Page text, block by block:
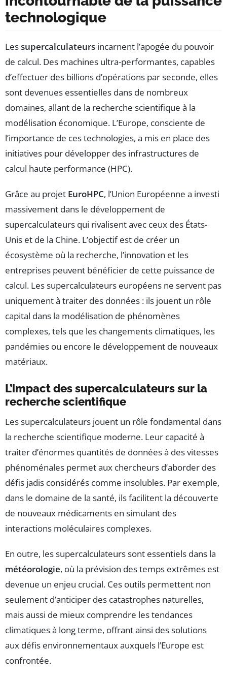
technologique
Lessupercalculateurs incarnent l’apogée du pouvoir
de calcul. Des machines ultra-performantes, capables
d’effectuer des billions d’opérations par seconde, elles
sont devenues essentielles dans de nombreux
domaines, allant de la recherche scientifique à la
modélisation économique. L’Europe, consciente de
l’importance de ces technologies, a mis en place des
initiatives pour développer des infrastructures de
calcul haute performance (HPC).
Grâce au projet EuroHPC, l’Union Européenne a investi
massivement dans le développement de
supercalculateurs qui rivalisent avec ceux des États-
Unis et de la Chine. L’objectif est de créer un
écosystème où la recherche, l’innovation et les
entreprises peuvent bénéficier de cette puissance de
calcul. Les supercalculateurs européens ne servent pas
uniquement à traiter des données : ils jouent un rôle
capital dans la modélisation de phénomènes
complexes, tels que les changements climatiques, les
pandémies ou encore le développement de nouveaux
matériaux.
L’impact des supercalculateurs sur la
recherche scientifique
Les supercalculateurs jouent un rôle fondamental dans
la recherche scientifique moderne. Leur capacité à
traiter d’énormes quantités de données à des vitesses
phénoménales permet aux chercheurs d’aborder des
défis jadis considérés comme insolubles. Par exemple,
dans le domaine de la santé, ils facilitent la découverte
de nouveaux médicaments en simulant des
interactions moléculaires complexes.
En outre, les supercalculateurs sont essentiels dans la
météorologie, où la prévision des temps extrêmes est
devenue un enjeu crucial. Ces outils permettent non
seulement d’anticiper des catastrophes naturelles,
mais aussi de mieux comprendre les tendances
climatiques à long terme, offrant ainsi des solutions
aux défis environnementaux auxquels l’Europe est
confrontée.